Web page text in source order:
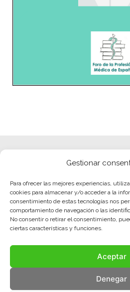
Gestionar
Para ofrecer las mejores experiencias,
cookies para almacenar y/o acceder a la
consentimiento de estas tecnologías nos
comportamiento de navegación o las
No consentir o retirar el consentimiento,
ciertas características y funciones.
Aceptar
Denegar